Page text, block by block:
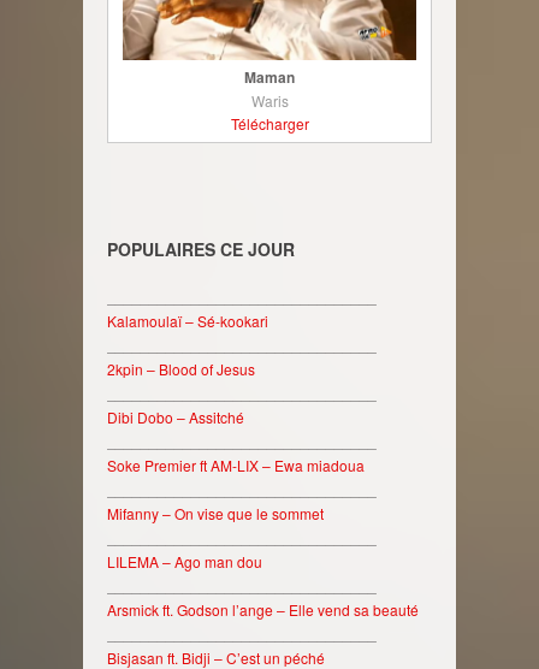
Maman
Waris
Télécharger
POPULAIRES CE JOUR
Kalamoulaï – Sé-kookari
2kpin – Blood of Jesus
Dibi Dobo – Assitché
Soke Premier ft AM-LIX – Ewa miadoua
Mifanny – On vise que le sommet
LILEMA – Ago man dou
Arsmick ft. Godson l’ange – Elle vend sa beauté
Bisjasan ft. Bidji – C’est un péché